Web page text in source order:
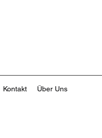
Kontakt Über Uns